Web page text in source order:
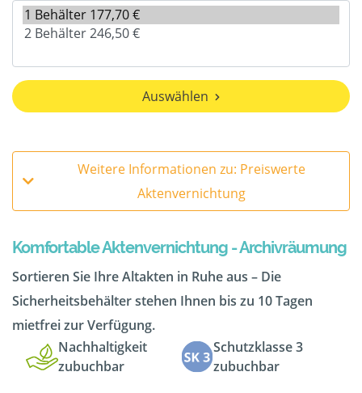
Auswählen
Weitere Informationen zu: Preiswerte
Aktenvernichtung
Komfortable Aktenvernichtung - Archivräumung
Sortieren Sie Ihre Altakten in Ruhe aus – Die
Sicherheitsbehälter stehen Ihnen bis zu 10 Tagen
mietfrei zur Verfügung.
Nachhaltigkeit
zubuchbar
Schutzklasse 3
zubuchbar